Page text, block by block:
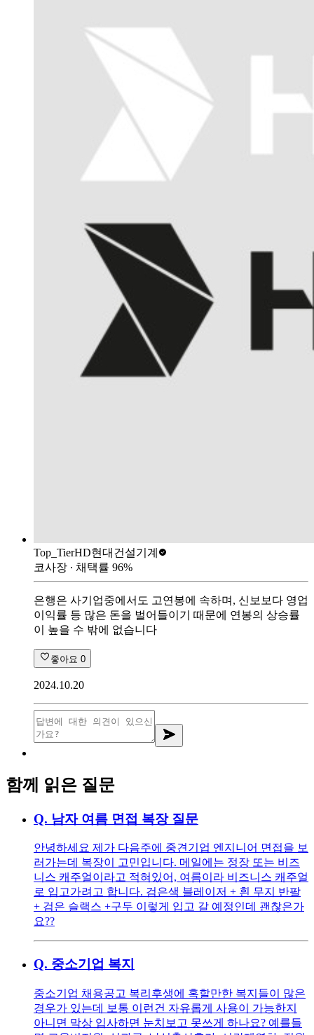
Top_TierHD현대건설기계
코사장 ∙ 채택률 96%
은행은 사기업중에서도 고연봉에 속하며, 신보보다 영업
이익률 등 많은 돈을 벌어들이기 때문에 연봉의 상승률
이 높을 수 밖에 없습니다
좋아요 0
2024.10.20
함께 읽은 질문
Q. 남자 여름 면접 복장 질문
안녕하세요 제가 다음주에 중견기업 엔지니어 면접을 보
러가는데 복장이 고민입니다. 메일에는 정장 또는 비즈
니스 캐주얼이라고 적혀있어, 여름이라 비즈니스 캐주얼
로 입고가려고 합니다. 검은색 블레이저 + 흰 무지 반팔
+ 검은 슬랙스 +구두 이렇게 입고 갈 예정인데 괜찮은가
요??
Q. 중소기업 복지
중소기업 채용공고 복리후생에 혹할만한 복지들이 많은
경우가 있는데 보통 이런건 자유롭게 사용이 가능한지
아니면 막상 입사하면 눈치보고 못쓰게 하나요? 예를들